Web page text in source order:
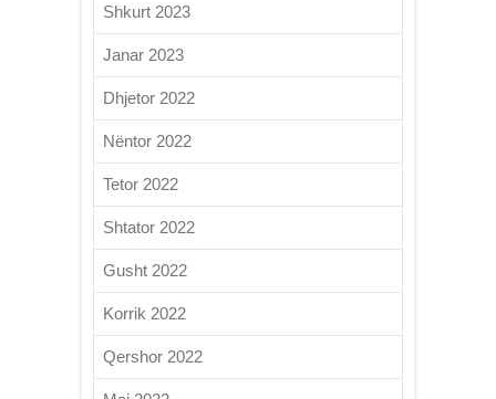
Shkurt 2023
Janar 2023
Dhjetor 2022
Nëntor 2022
Tetor 2022
Shtator 2022
Gusht 2022
Korrik 2022
Qershor 2022